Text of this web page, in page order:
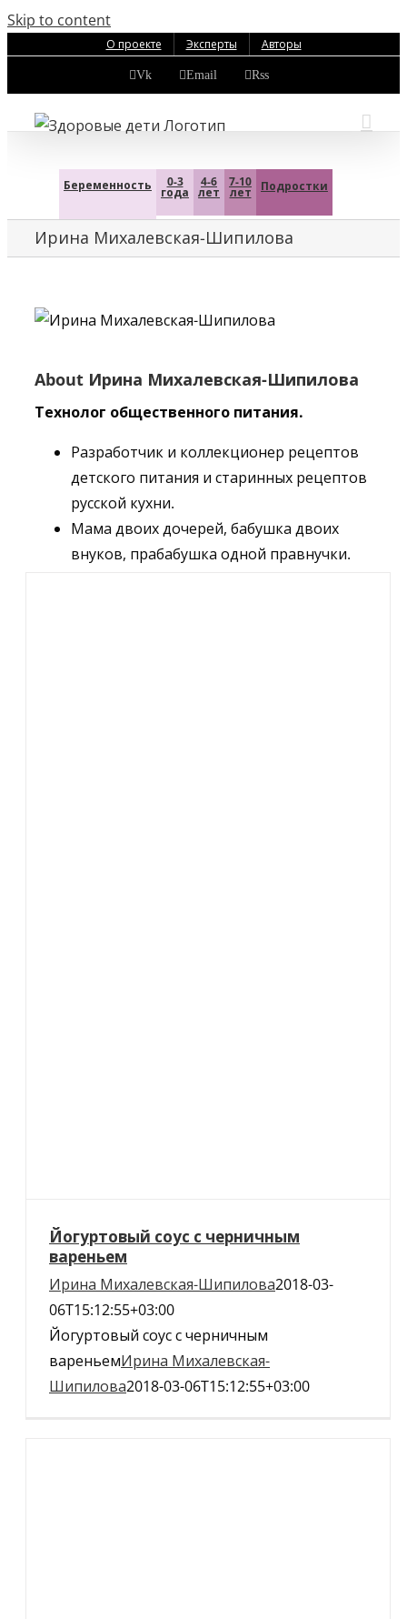
Skip to content
О проекте Эксперты Авторы
Vk Email Rss
Беременность 0-3
года
4-6
лет
7-10
лет Подростки
Ирина Михалевская-Шипилова
About Ирина Михалевская-Шипилова
Технолог общественного питания.
Разработчик и коллекционер рецептов
детского питания и старинных рецептов
русской кухни.
Мама двоих дочерей, бабушка двоих
внуков, прабабушка одной правнучки.
Йогуртовый соус с черничным
вареньем
Ирина Михалевская-Шипилова2018-03-
06T15:12:55+03:00
Йогуртовый соус с черничным
вареньемИрина Михалевская-
Шипилова2018-03-06T15:12:55+03:00